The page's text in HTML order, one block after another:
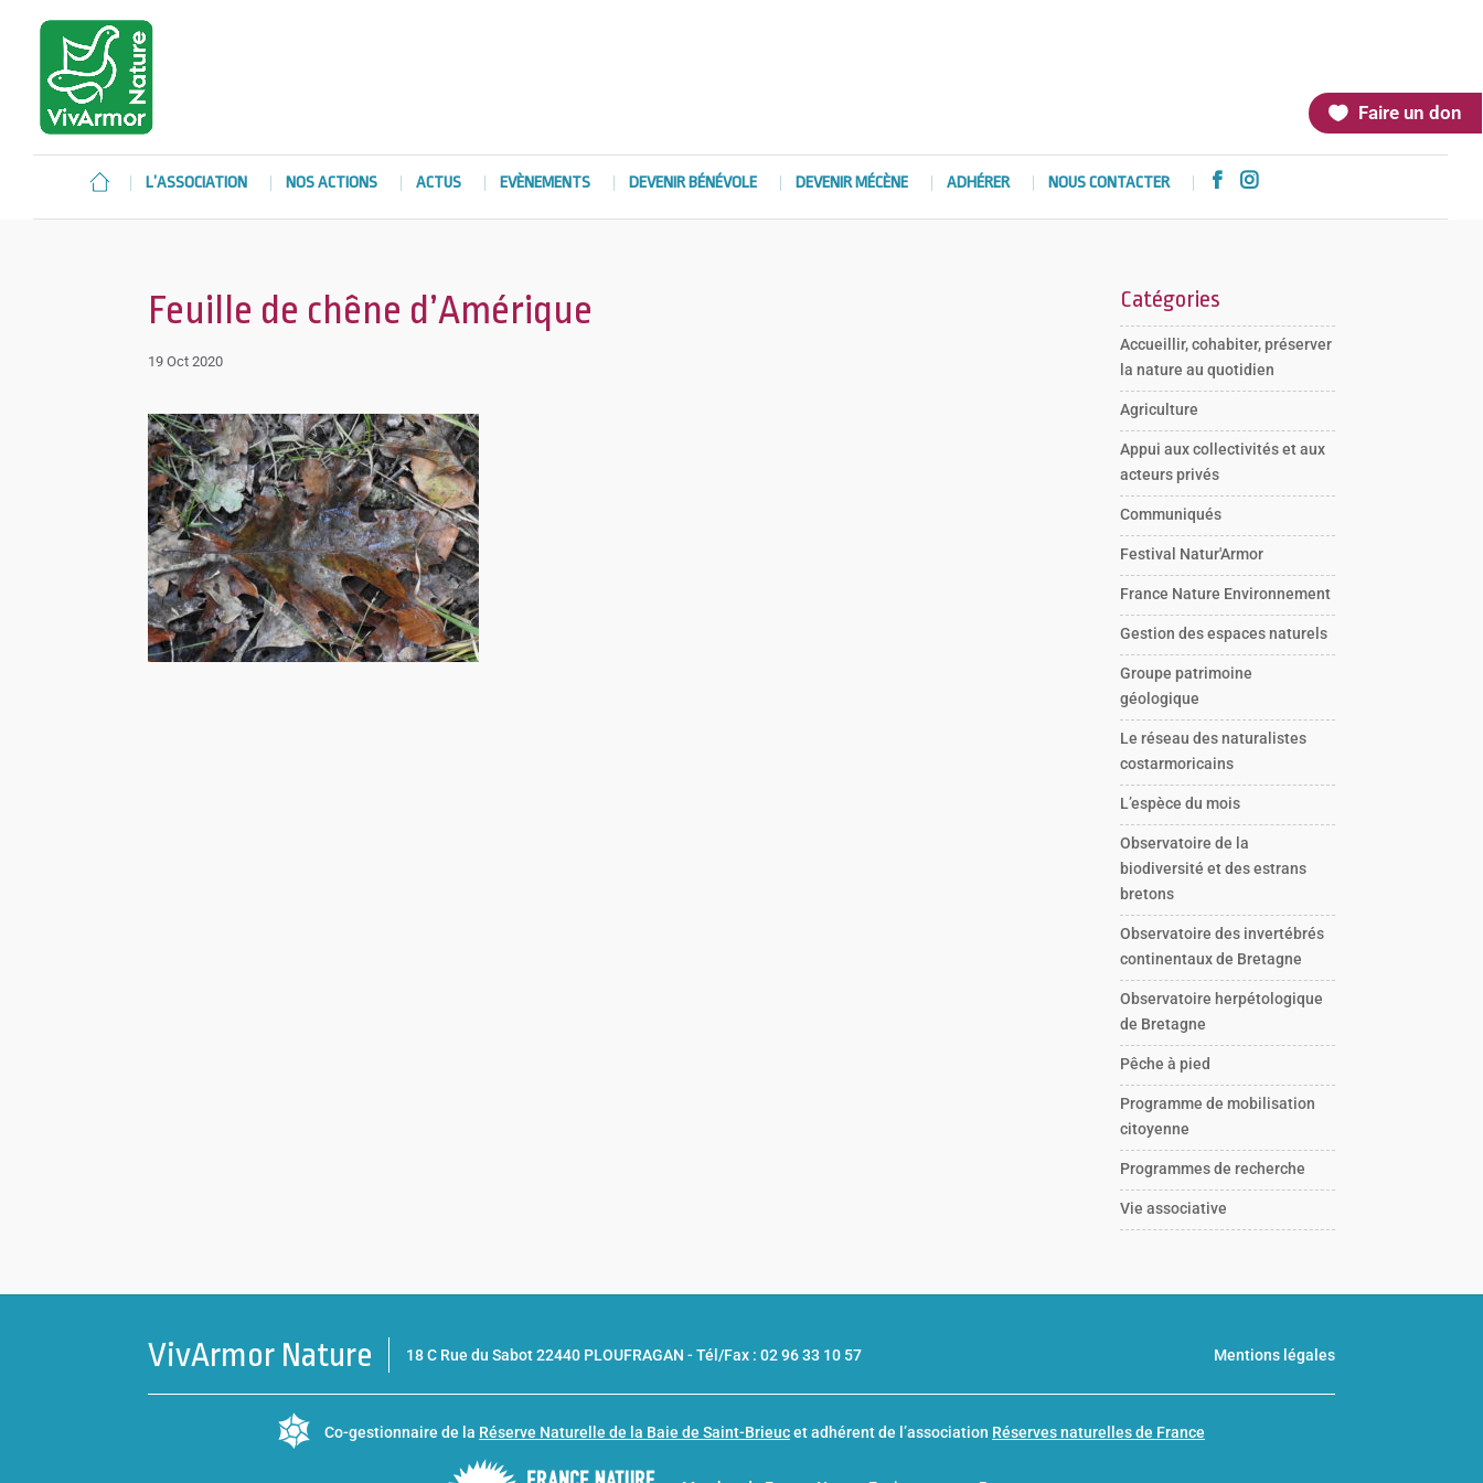
Faire un don
L’ASSOCIATION NOS ACTIONS ACTUS EVÈNEMENTS DEVENIR BÉNÉVOLE DEVENIR MÉCÈNE ADHÉRER NOUS CONTACTER  
Feuille de chêne d’Amérique
19 Oct 2020
Catégories
Accueillir, cohabiter, préserver
la nature au quotidien
Agriculture
Appui aux collectivités et aux
acteurs privés
Communiqués
Festival Natur'Armor
France Nature Environnement
Gestion des espaces naturels
Groupe patrimoine
géologique
Le réseau des naturalistes
costarmoricains
L’espèce du mois
Observatoire de la
biodiversité et des estrans
bretons
Observatoire des invertébrés
continentaux de Bretagne
Observatoire herpétologique
de Bretagne
Pêche à pied
Programme de mobilisation
citoyenne
Programmes de recherche
Vie associative
VivArmor Nature 18 C Rue du Sabot 22440 PLOUFRAGAN -Tél/Fax : 02 96 33 10 57 Mentions légales
Co-gestionnaire de la Réserve Naturelle de la Baie de Saint-Brieucet adhérent de l’association Réserves naturelles de France